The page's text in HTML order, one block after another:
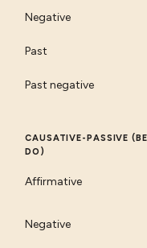
Negative
Past
Past negative
CAUSATIVE-PASSIVE
DO)
Affirmative
Negative